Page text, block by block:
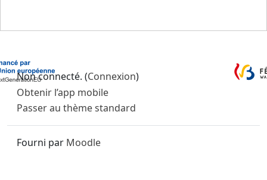
Non connecté. (Connexion)
Obtenir l’app mobile
Passer au thème standard
Fourni par Moodle